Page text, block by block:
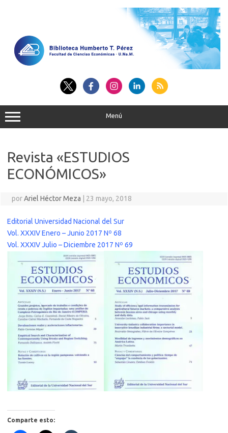
Menú
Revista «ESTUDIOS
ECONÓMICOS»
porAriel Héctor Meza 23 mayo, 2018
Editorial Universidad Nacional del Sur
Vol. XXXIV Enero – Junio 2017 Nº 68
Vol. XXXIV Julio – Diciembre 2017 Nº 69
Comparte esto: